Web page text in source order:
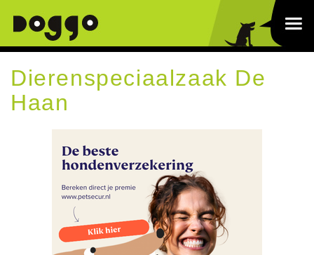
Dierenspeciaalzaak De
Haan